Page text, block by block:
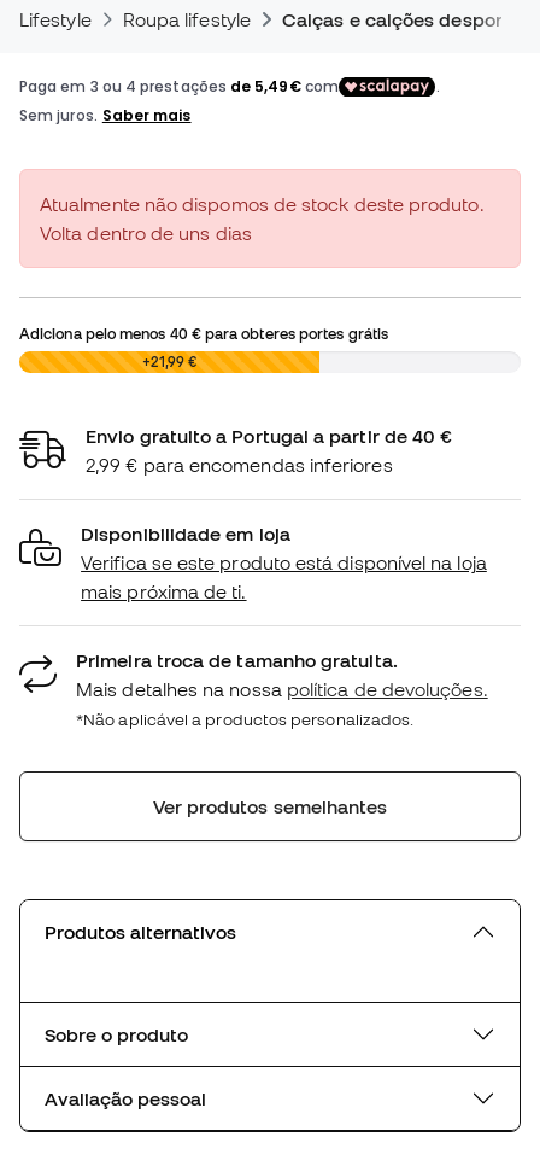
Lifestyle Roupa lifestyle Calças e calções
Atualmente não dispomos de stock deste produto.
Volta dentro de uns dias
Adiciona pelo menos 40 €para obteres portes grátis
0,00 € +21,99 €
Envio gratuito a Portugal a partir de 40 €
2,99 € para encomendas inferiores
Disponibilidade em loja
Verifica se este produto está disponível na loja
mais próxima de ti.
Primeira troca de tamanho gratuita.
Mais detalhes na nossa política de devoluções.
*Não aplicável a productos personalizados.
Ver produtos semelhantes
Produtos alternativos
Sobre o produto
Avaliação pessoal